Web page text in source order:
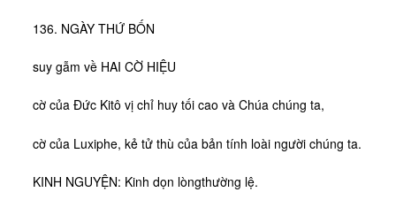
136. NGÀY THỨ BỐN
suy gẫm về HAI CỜ HIỆU
cờ của Đức Kitô vị chỉ huy tối cao và Chúa chúng ta,
cờ của Luxiphe, kẻ tử thù của bản tính loài người chúng ta.
KINH NGUYỆN: Kinh dọn lòngthường lệ.